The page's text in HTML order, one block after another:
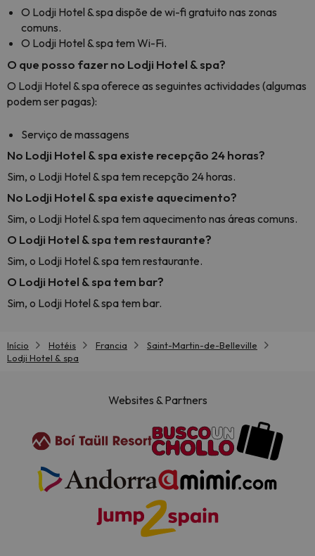
O Lodji Hotel & spa dispõe de wi-fi gratuito nas zonas
comuns.
O Lodji Hotel & spa tem Wi-Fi.
O que posso fazer no Lodji Hotel & spa?
O Lodji Hotel & spa oferece as seguintes actividades (algumas
podem ser pagas):
Serviço de massagens
No Lodji Hotel & spa existe recepção 24 horas?
Sim, o Lodji Hotel & spa tem recepção 24 horas.
No Lodji Hotel & spa existe aquecimento?
Sim, o Lodji Hotel & spa tem aquecimento nas áreas comuns.
O Lodji Hotel & spa tem restaurante?
Sim, o Lodji Hotel & spa tem restaurante.
O Lodji Hotel & spa tem bar?
Sim, o Lodji Hotel & spa tem bar.
Início Hotéis Francia
Saint-Martin-de-Belleville
Lodji Hotel & spa
Websites & Partners